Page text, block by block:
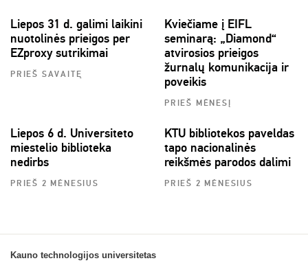
Liepos 31 d. galimi laikini
nuotolinės prieigos per
EZproxy sutrikimai
PRIEŠ SAVAITĘ
Kviečiame į EIFL
seminarą: „Diamond“
atvirosios prieigos
žurnalų komunikacija ir
poveikis
PRIEŠ MĖNESĮ
Liepos 6 d. Universiteto
miestelio biblioteka
nedirbs
PRIEŠ 2 MĖNESIUS
KTU bibliotekos paveldas
tapo nacionalinės
reikšmės parodos dalimi
PRIEŠ 2 MĖNESIUS
Kauno technologijos universitetas